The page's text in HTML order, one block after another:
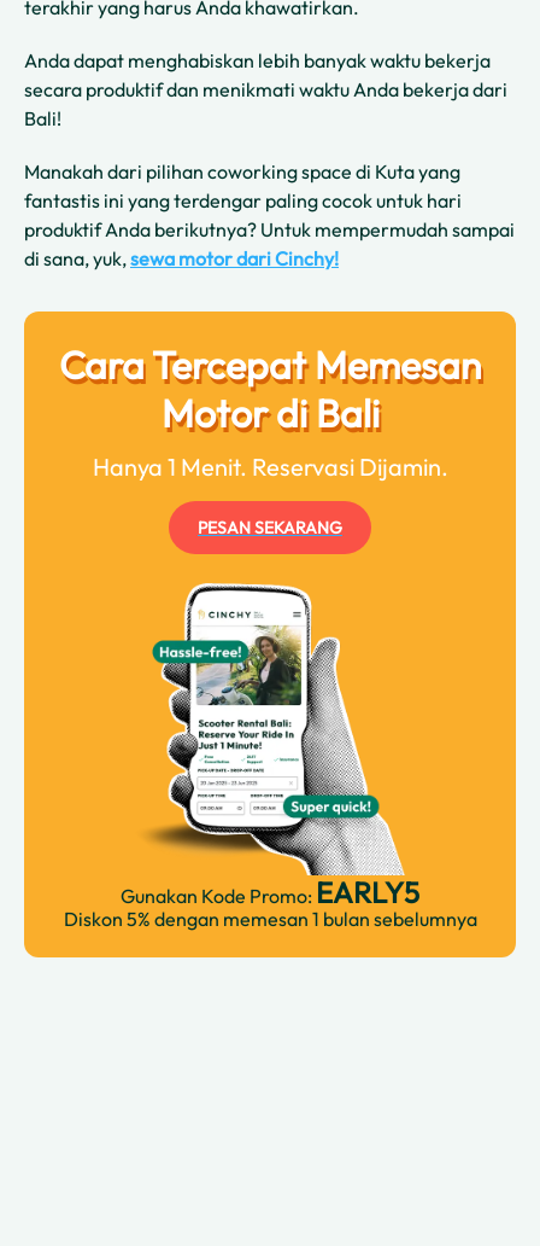
terakhir yang harus Anda khawatirkan.
Anda dapat menghabiskan lebih banyak waktu bekerja
secara produktif dan menikmati waktu Anda bekerja dari
Bali!
Manakah dari pilihan coworking space di Kuta yang
fantastis ini yang terdengar paling cocok untuk hari
produktif Anda berikutnya? Untuk mempermudah sampai
di sana, yuk,sewa motor dari Cinchy!
Cara Tercepat Memesan
Motor di Bali
Hanya 1 Menit. Reservasi Dijamin.
PESAN SEKARANG
Gunakan Kode Promo: EARLY5
Diskon 5% dengan memesan 1 bulan sebelumnya